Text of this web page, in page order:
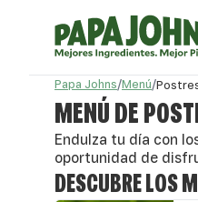
Papa Johns/Menú/
MENÚ DE
Endulza tu día con
oportunidad de
DESCUBRE LOS